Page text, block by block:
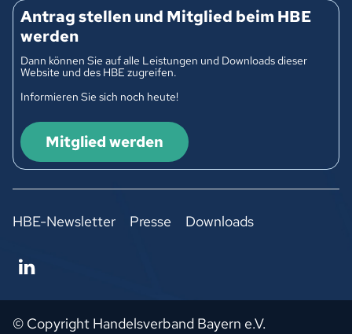
Antrag stellen und Mitglied beim HBE
werden
Dann können Sie auf alle Leistungen und Downloads dieser
Website und des HBE zugreifen.
Informieren Sie sich noch heute!
Mitglied werden
HBE-Newsletter Presse Downloads
© Copyright Handelsverband Bayern e.V.